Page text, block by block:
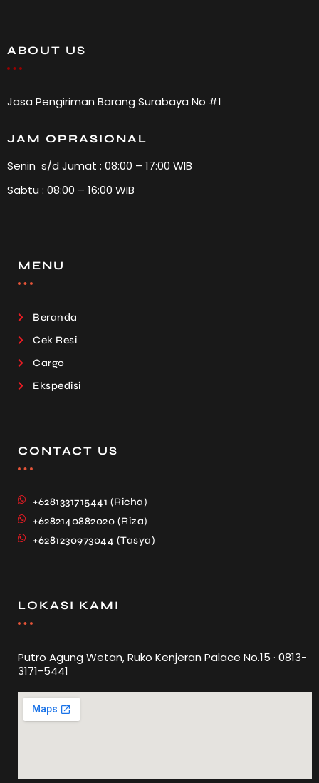
ABOUT US
Jasa Pengiriman Barang Surabaya No #1
JAM OPRASIONAL
Senin s/d Jumat : 08:00 – 17:00 WIB
Sabtu : 08:00 – 16:00 WIB
MENU
Beranda
Cek Resi
Cargo
Ekspedisi
CONTACT US
+6281331715441 (Richa)
+6282140882020 (Riza)
+6281230973044 (Tasya)
LOKASI KAMI
Putro Agung Wetan, Ruko Kenjeran Palace No.15 · 0813-
3171-5441